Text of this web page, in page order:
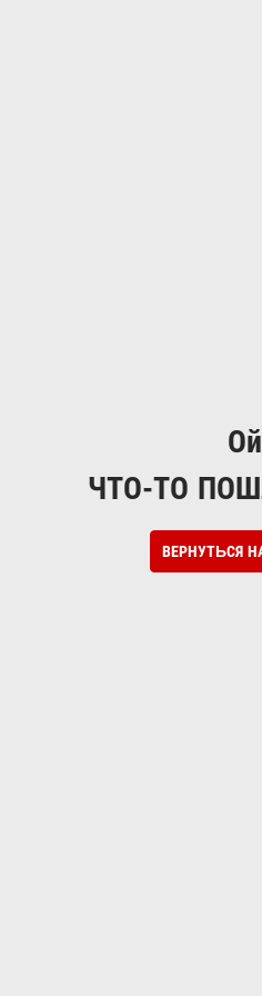
ЧТО-ТО
ВЕРНУТЬСЯ